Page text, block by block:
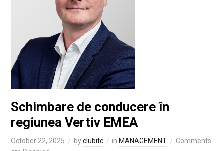
Schimbare de conducere în
regiunea Vertiv EMEA
October 22, 2025 byclubitc in MANAGEMENT
Comments